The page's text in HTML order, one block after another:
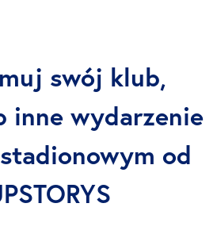
swój klub,
inne wydarzenie
od